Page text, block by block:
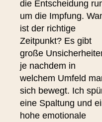
die Entscheidung
um die Impfung.
ist der richtige
Zeitpunkt? Es gibt
große
je nachdem in
welchem Umfeld
sich bewegt. Ich
eine Spaltung und
hohe emotionale